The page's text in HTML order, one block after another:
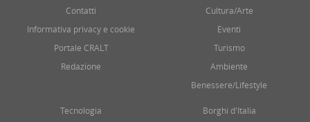
Contatti
Informativa privacy e cookie
Portale CRALT
Redazione
Cultura/Arte
Eventi
Turismo
Ambiente
Benessere/Lifestyle
Tecnologia
Borghi d'Italia